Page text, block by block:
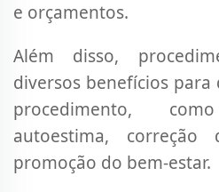
e orçamentos.
Além disso,
diversos benefícios
procedimento,
autoestima, correção
promoção do bem-estar.